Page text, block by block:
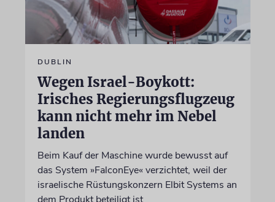
DUBLIN
Wegen Israel-Boykott:
Irisches Regierungsflugzeug
kann nicht mehr im Nebel
landen
Beim Kauf der Maschine wurde bewusst auf
das System »FalconEye« verzichtet, weil der
israelische Rüstungskonzern Elbit Systems an